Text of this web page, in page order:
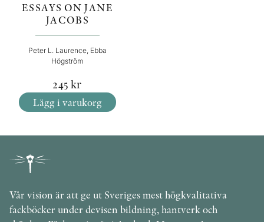
ESSAYS ON JANE
JACOBS
Peter L. Laurence, Ebba
Högström
245 kr
Lägg i varukorg
Vår vision är att ge ut Sveriges mest högkvalitativa
fackböcker under devisen bildning, hantverk och